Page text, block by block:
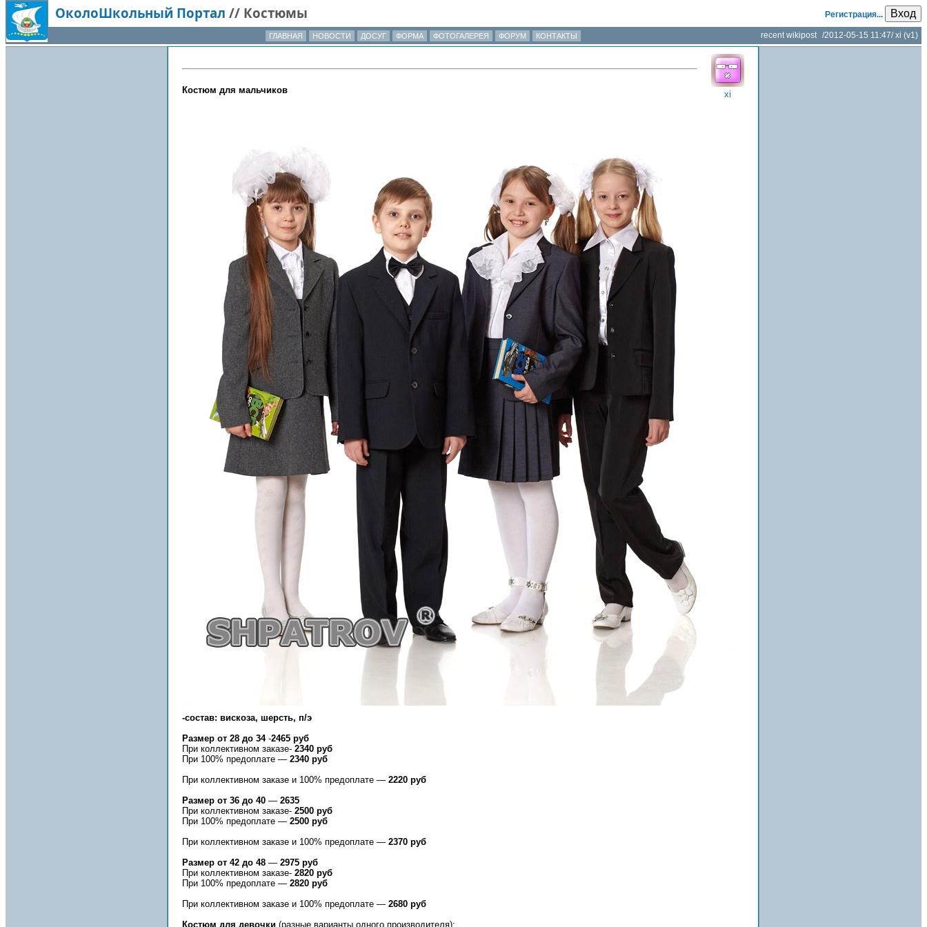
Регистрация... Вход
ОколоШкольный Портал // Костюмы
recent wikipost /2012-05-15 11:47/xi (v1)
ГЛАВНАЯ НОВОСТИ ДОСУГ ФОРМА ФОТОГАЛЕРЕЯ ФОРУМ КОНТАКТЫ
xi
Костюм для мальчиков
-состав: вискоза, шерсть, п/э
Размер от 28 до 34 -2465 руб
При коллективном заказе- 2340 руб
При 100% предоплате — 2340 руб
При коллективном заказе и 100% предоплате — 2220 руб
Размер от 36 до 40 — 2635
При коллективном заказе- 2500 руб
При 100% предоплате — 2500 руб
При коллективном заказе и 100% предоплате — 2370 руб
Размер от 42 до 48 — 2975 руб
При коллективном заказе- 2820 руб
При 100% предоплате — 2820 руб
При коллективном заказе и 100% предоплате — 2680 руб
Костюм для девочки (разные варианты одного производителя):